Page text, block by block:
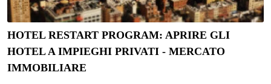
HOTEL RESTART PROGRAM: APRIRE GLI
HOTEL A IMPIEGHI PRIVATI - MERCATO
IMMOBILIARE